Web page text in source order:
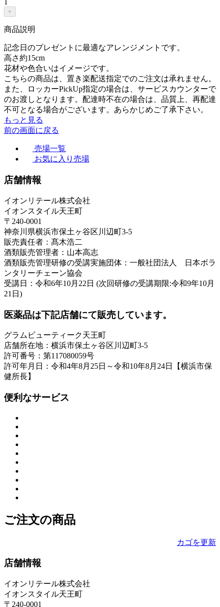
1
+
商品説明
記念日のプレゼントに最適なアレンジメントです。
高さ約15cm
花材や色合いはイメージです。
こちらの商品は、置き楽配送指定でのご注文は承れません。
また、ロッカーPickUp指定の場合は、サービスカウンターで
のお渡しとなります。配達時不在の場合は、品質上、再配達
不可となる場合がございます。あらかじめご了承下さい。
もっと見る
前の画面に戻る
売場一覧
お気に入り売場
店舗情報
イオンリテール株式会社
イオンスタイル天王町
〒240-0001
神奈川県横浜市保土ヶ谷区川辺町3-5
販売責任者：髙木浩二
酒類販売管理者：山本高志
酒類販売管理研修の受講実施団体：一般社団法人 日本ボラ
ンタリーチェーン協会
受講日：令和6年10月22日 (次回研修の受講期限:令和9年10月
21日)
医薬品は下記店舗にて販売しています。
グラムビューティーク天王町
店舗所在地：横浜市保土ヶ谷区川辺町3-5
許可番号：第117080059号
許可年月日：令和4年8月25日～令和10年8月24日【横浜市保
健所長】
便利なサービス
ご注文の商品
カゴを更新
店舗情報
イオンリテール株式会社
イオンスタイル天王町
〒240-0001